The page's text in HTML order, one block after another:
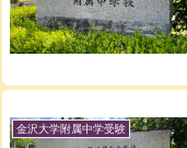
金沢大学附属中学受験